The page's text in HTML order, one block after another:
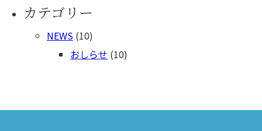
カテゴリー
NEWS (10)
おしらせ (10)